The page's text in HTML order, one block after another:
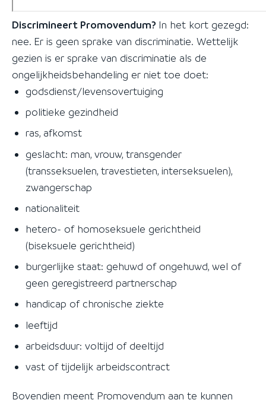
Discrimineert Promovendum? In het kort gezegd:
nee. Er is geen sprake van discriminatie. Wettelijk
gezien is er sprake van discriminatie als de
ongelijkheidsbehandeling er niet toe doet:
godsdienst/levensovertuiging
politieke gezindheid
ras, afkomst
geslacht: man, vrouw, transgender
(transseksuelen, travestieten, interseksuelen),
zwangerschap
nationaliteit
hetero- of homoseksuele gerichtheid
(biseksuele gerichtheid)
burgerlijke staat: gehuwd of ongehuwd, wel of
geen geregistreerd partnerschap
handicap of chronische ziekte
leeftijd
arbeidsduur: voltijd of deeltijd
vast of tijdelijk arbeidscontract
Bovendien meent Promovendum aan te kunnen